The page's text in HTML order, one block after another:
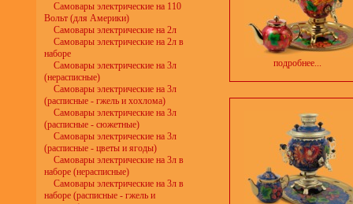
Самовары электрические на 110
Вольт (для Америки)
Самовары электрические на 2л
Самовары электрические на 2л в
наборе
Самовары электрические на 3л
(нерасписные)
Самовары электрические на 3л
(расписные - гжель и хохлома)
Самовары электрические на 3л
(расписные - сюжетные)
Самовары электрические на 3л
(расписные - цветы и ягоды)
Самовары электрические на 3л в
наборе (нерасписные)
Самовары электрические на 3л в
наборе (расписные - гжель и
подробнее...